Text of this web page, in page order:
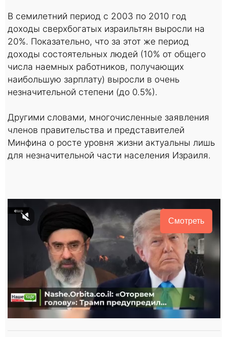
В семилетний период с 2003 по 2010 год
доходы сверхбогатых израильтян выросли на
20%. Показательно, что за этот же период
доходы состоятельных людей (10% от общего
числа наемных работников, получающих
наибольшую зарплату) выросли в очень
незначительной степени (до 0.5%).
Другими словами, многочисленные заявления
членов правительства и представителей
Минфина о росте уровня жизни актуальны лишь
для незначительной части населения Израиля.
Смотреть